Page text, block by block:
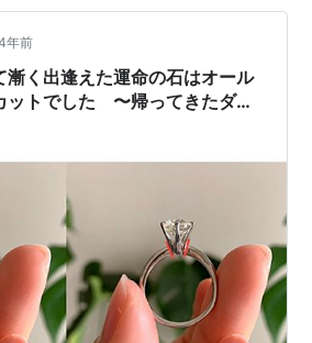
年前
漸く出逢えた運命の石はオール
ットでした 〜帰ってきたダイ